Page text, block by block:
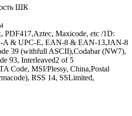
ШК
PDF417,Aztec, Maxicode, etc /1D:
& UPC-E, EAN-8 & EAN-13,JAN-8
39 (withfull ASCII),Codabar (NW7),
93, Interleaved2 of 5
Code, MSI/Plessy, China,Postal
RSS 14, SSLimited,